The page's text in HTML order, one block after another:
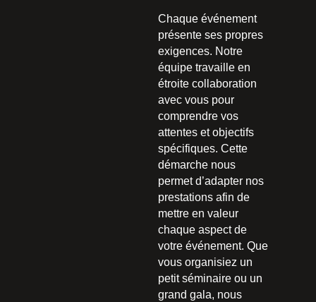
Chaque événement
présente ses propres
exigences. Notre
équipe travaille en
étroite collaboration
avec vous pour
comprendre vos
attentes et objectifs
spécifiques. Cette
démarche nous
permet d’adapter nos
prestations afin de
mettre en valeur
chaque aspect de
votre événement. Que
vous organisiez un
petit séminaire ou un
grand gala, nous